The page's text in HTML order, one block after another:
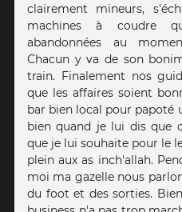
clairement mineurs,
machines à coudre
abandonnées au
Chacun y va de son
train. Finalement nos
que les affaires soient
bar bien local pour papoté
bien quand je lui dis que
que je lui souhaite pour le
plein aux as inch'allah.
moi ma gazelle nous
du foot et des sorties.